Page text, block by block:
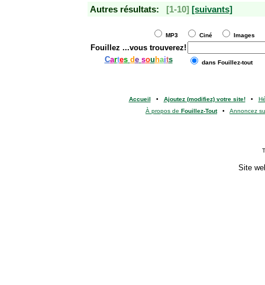
Autres résultats: [1-10] [suivants]
MP3 Ciné Images
Fouillez ...vous trouverez!
Cartes de sou haits dans Fouillez-tout
Accueil • Ajoutez (modifiez) votre site!•
À propos de Fouillez-Tout• Annoncez
Site